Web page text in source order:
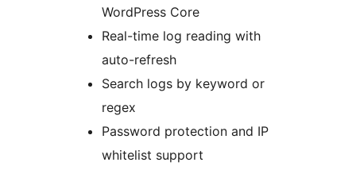
WordPress Core
Real-time log reading with
auto-refresh
Search logs by keyword or
regex
Password protection and IP
whitelist support